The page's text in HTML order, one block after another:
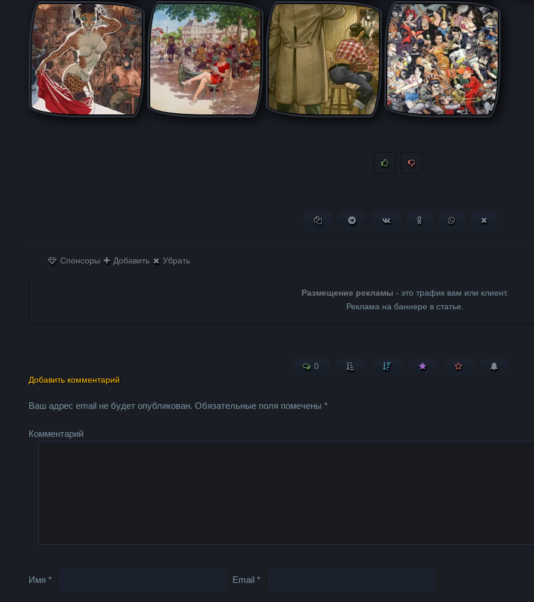
Копировать ссылкуПоделиться в Telegram
Поделиться ВКонтакте
Поделиться вПоделиться в
Спонсоры Добавить Убрать
Размещение рекламы - это трафик вам или клиент.
Реклама на баннере в статье.
0
Добавить комментарий
Ваш адрес email не будет опубликован. Обязательные поля помечены*
Комментарий
Имя* Email*